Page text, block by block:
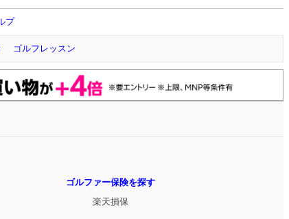
プ
ゴルフレッスン
ゴルファー保険を探す
楽天損保